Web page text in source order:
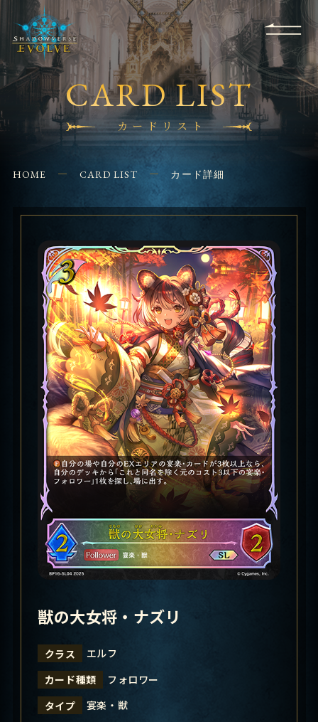
Q&A
EVENT SHOPS
FOR
BEGINNERS
APPLICATION
CONTACT
CARD LIST
カードリスト
HOME CARD LIST カード詳細
獣の大女将・ナズリ
クラス
エルフ
カード種類
フォロワー
タイプ
宴楽・獣